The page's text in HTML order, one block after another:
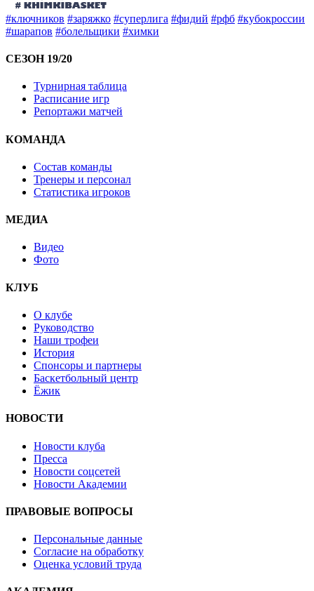
#ключников #заряжко #суперлига #фидий #рфб #кубокроссии
#шарапов #болельщики #химки
СЕЗОН 19/20
Турнирная таблица
Расписание игр
Репортажи матчей
КОМАНДА
Состав команды
Тренеры и персонал
Статистика игроков
МЕДИА
Видео
Фото
КЛУБ
О клубе
Руководство
Наши трофеи
История
Спонсоры и партнеры
Баскетбольный центр
Ёжик
НОВОСТИ
Новости клуба
Пресса
Новости соцсетей
Новости Академии
ПРАВОВЫЕ ВОПРОСЫ
Персональные данные
Согласие на обработку
Оценка условий труда